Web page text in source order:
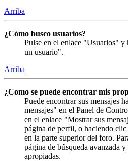
Arriba
¿Cómo busco usuarios?
Pulse en el enlace "Usuarios"
un usuario".
Arriba
¿Como se puede encontrar mis
Puede encontrar sus mensajes
mensajes" en el Panel de
en el enlace "Mostrar sus
página de perfil, o haciendo
en la parte superior del foro.
página de búsqueda avanzada
apropiadas.